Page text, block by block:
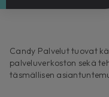
Candy Palvelut tuovat
palveluverkoston sekä
täsmällisen